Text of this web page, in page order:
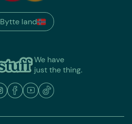
We have
just the thing.
Bytte land